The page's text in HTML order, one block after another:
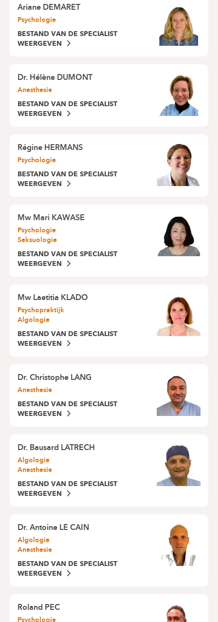
Ariane DEMARET
Psychologie
BESTAND VAN DE SPECIALIST
WEERGEVEN
Dr.Hélène DUMONT
Anesthesie
BESTAND VAN DE SPECIALIST
WEERGEVEN
Régine HERMANS
Psychologie
BESTAND VAN DE SPECIALIST
WEERGEVEN
MwMari KAWASE
Psychologie
Seksuologie
BESTAND VAN DE SPECIALIST
WEERGEVEN
MwLaetitia KLADO
Psychopraktijk
Algologie
BESTAND VAN DE SPECIALIST
WEERGEVEN
Dr.Christophe LANG
Anesthesie
BESTAND VAN DE SPECIALIST
WEERGEVEN
Dr.Bausard LATRECH
Algologie
Anesthesie
BESTAND VAN DE SPECIALIST
WEERGEVEN
Dr.Antoine LE CAIN
Algologie
Anesthesie
BESTAND VAN DE SPECIALIST
WEERGEVEN
Roland PEC